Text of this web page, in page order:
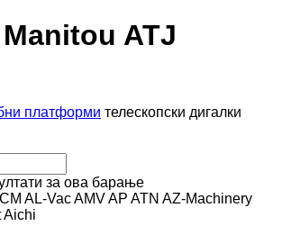
ATJ
платформи телескопски дигалки
за ова барање
AL-VacAMVAP ATN AZ-Machinery
Aichi